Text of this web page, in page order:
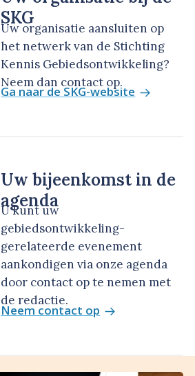
SKG
Uw organisatie aansluiten op
het netwerk van de Stichting
Kennis Gebiedsontwikkeling?
Neem dan contact op.
Ga naar de SKG-website
Uw bijeenkomst in de
agenda
U kunt uw
gebiedsontwikkeling-
gerelateerde evenement
aankondigen via onze agenda
door contact op te nemen met
de redactie.
Neem contact op